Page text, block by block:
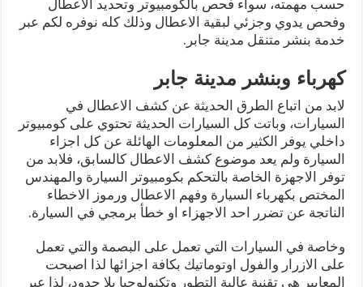
حسب مهمته، سواء فحص بالكومبيوتر وتحديد الاعطال
وفحص يدوي وجزئي لبقية الاعطال وذلك كله نوفره لكم عبر
خدمة بنشر متنقل مدينة جابر.
كهرباء وبنشر مدينة جابر
لابد من اتباع الطرق الحديثة عن كشف الاعطال في
السيارات، وباتت كل السيارات الحديثة تحتوي على كومبيوتر
داخلي يوفر الكثير من المعلومات الهائلة عن كل اجزاء
السيارة ولم يعد موضوع كشف الاعطال كالسابق، فلابد من
توفر الاجهزة الخاصة بالتحكم بكومبيوتر السيارة والمهندس
المختص بكهرباء السيارة وفهم الاعطال ورموز الاخطاء
الناتجة عن تضرر احد الاجهزاء او خطأ برمجي في السيارة.
وخاصة في السيارات التي تعمل على البصمة والتي تعمل
على الازرار والفول اوتوماتيك بكافة اجزائها لذا اصبحت
المعايير هي تقنية عالية التطور وتكنولوجيا بلا حدود، لذا عبر